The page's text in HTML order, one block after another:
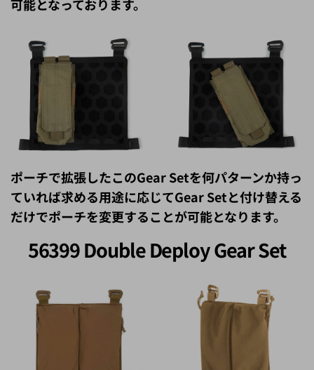
ていれば求める用途に応じてGear Setと付け替える
だけでポーチを変更することが可能となります。
56399 Double Deploy Gear Set